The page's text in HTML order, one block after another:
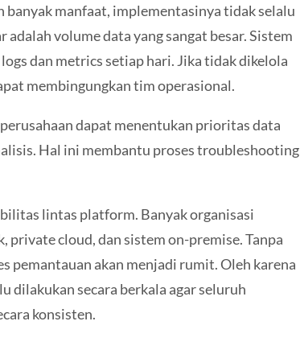
manfaat, implementasinya tidak selalu
volume data yang sangat besar. Sistem
dan metrics setiap hari. Jika tidak dikelola
membingungkan tim operasional.
dapat menentukan prioritas data
Hal ini membantu proses troubleshooting
lintas platform. Banyak organisasi
private cloud, dan sistem on-premise. Tanpa
pemantauan akan menjadi rumit. Oleh karena
dilakukan secara berkala agar seluruh
konsisten.